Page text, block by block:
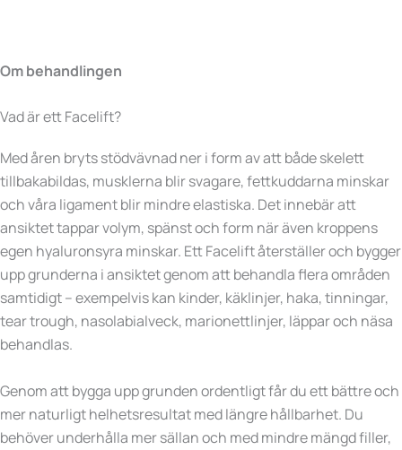
Om behandlingen
Vad är ett Facelift?
Med åren bryts stödvävnad ner i form av att både skelett
tillbakabildas, musklerna blir svagare, fettkuddarna minskar
och våra ligament blir mindre elastiska. Det innebär att
ansiktet tappar volym, spänst och form när även kroppens
egen hyaluronsyra minskar. Ett Facelift återställer och bygger
upp grunderna i ansiktet genom att behandla flera områden
samtidigt – exempelvis kan kinder, käklinjer, haka, tinningar,
tear trough, nasolabialveck, marionettlinjer, läppar och näsa
behandlas.
Genom att bygga upp grunden ordentligt får du ett bättre och
mer naturligt helhetsresultat med längre hållbarhet. Du
behöver underhålla mer sällan och med mindre mängd filler,